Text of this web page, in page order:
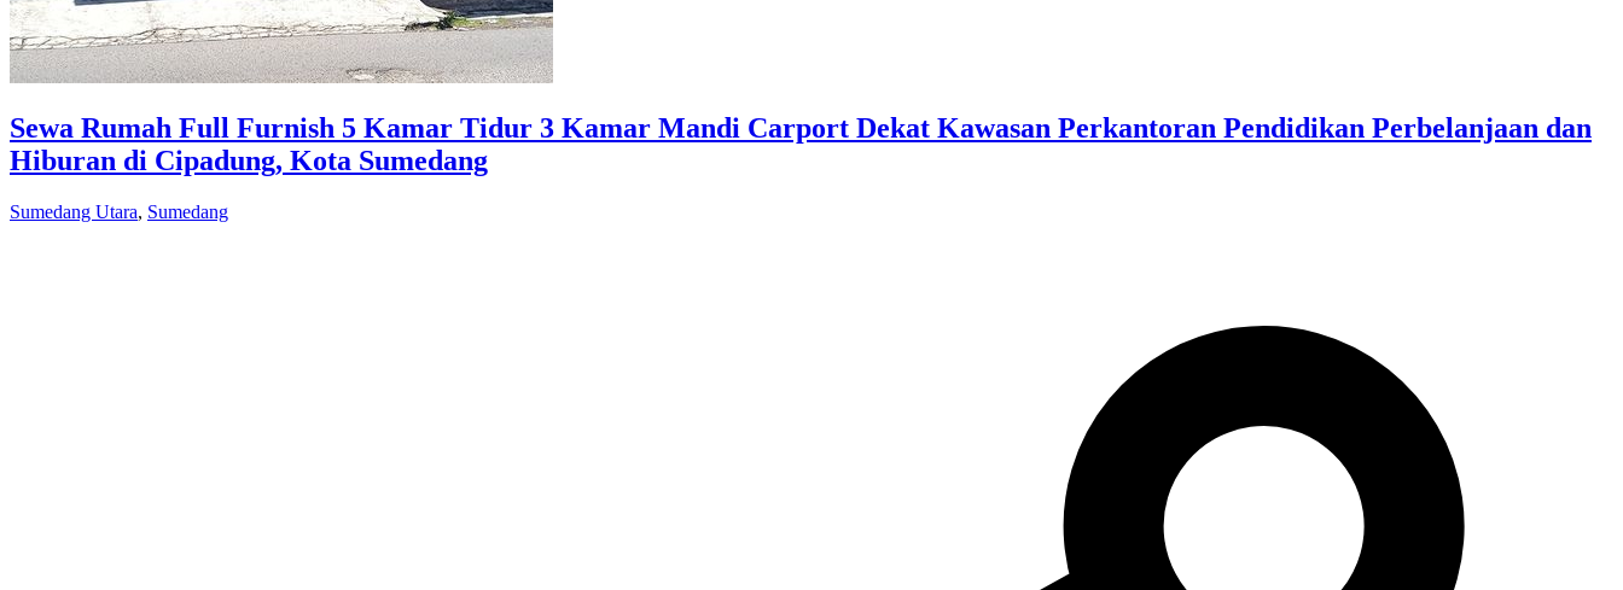
Sewa Rumah Full Furnish 5 Kamar Tidur 3 Kamar Mandi Carport Dekat Kawasan Perkantoran Pendidikan Perbelanjaan dan
Hiburan di Cipadung, Kota Sumedang
Sumedang Utara, Sumedang